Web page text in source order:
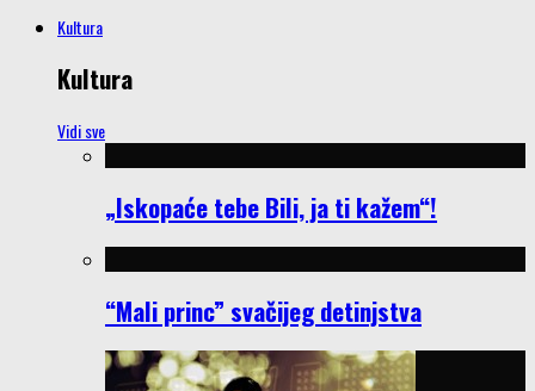
Kultura
Kultura
Vidi sve
„Iskopaće tebe Bili, ja ti kažem“!
“Mali princ” svačijeg detinjstva